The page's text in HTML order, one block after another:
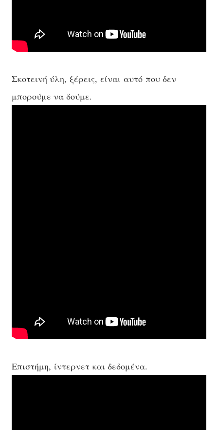
Σκοτεινή ύλη, ξέρεις, είναι αυτό που δεν
μπορούμε να δούμε.
Επιστήμη, ίντερνετ και δεδομένα.